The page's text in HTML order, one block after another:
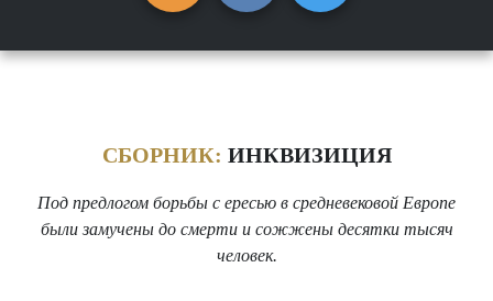
СБОРНИК: ИНКВИЗИЦИЯ
Под предлогом борьбы с ересью в средневековой Европе
были замучены до смерти и сожжены десятки тысяч
человек.